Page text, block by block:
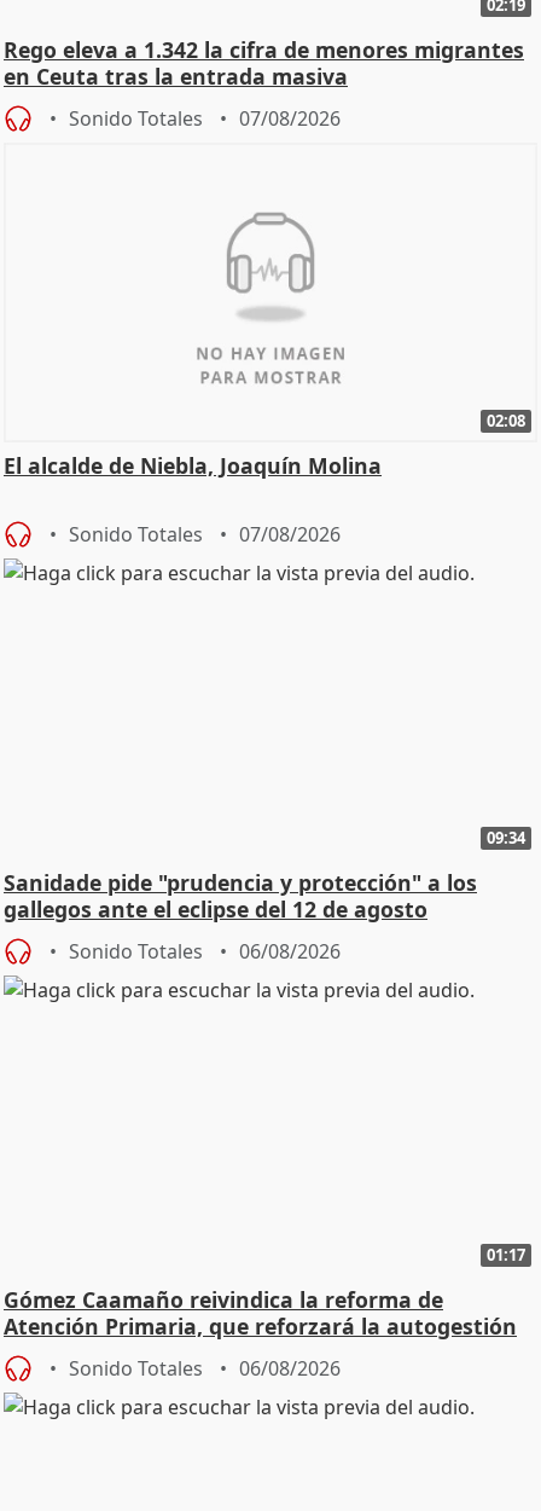
02:19
Rego eleva a 1.342 la cifra de menores migrantes
en Ceuta tras la entrada masiva
Sonido Totales 07/08/2026
02:08
El alcalde de Niebla, Joaquín Molina
Sonido Totales 07/08/2026
09:34
Sanidade pide "prudencia y protección" a los
gallegos ante el eclipse del 12 de agosto
Sonido Totales 06/08/2026
01:17
Gómez Caamaño reivindica la reforma de
Atención Primaria, que reforzará la autogestión
Sonido Totales 06/08/2026